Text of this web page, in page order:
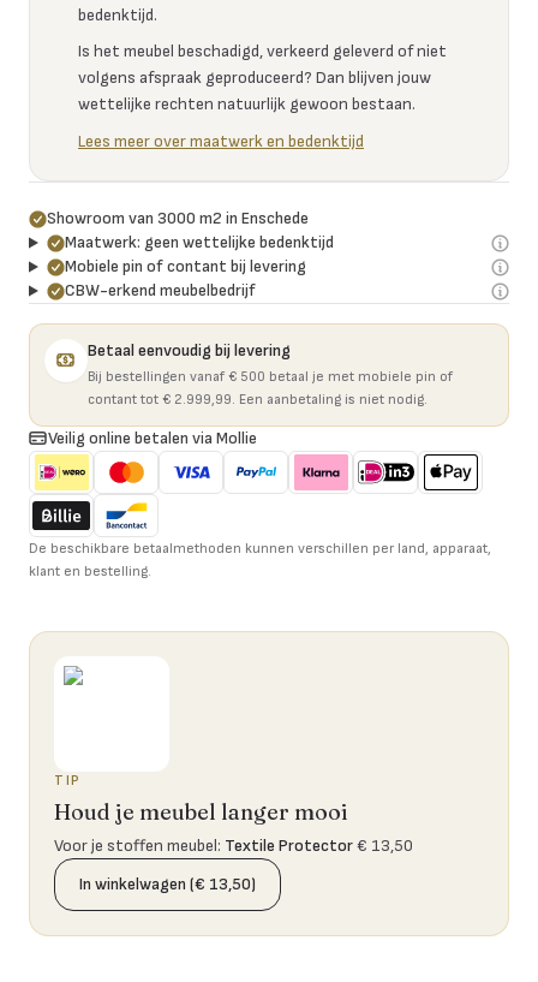
bedenktijd.
Is het meubel beschadigd, verkeerd geleverd of niet
volgens afspraak geproduceerd? Dan blijven jouw
wettelijke rechten natuurlijk gewoon bestaan.
Lees meer over maatwerk en bedenktijd
Showroom van 3000 m2 in Enschede
Maatwerk: geen wettelijke bedenktijd
Mobiele pin of contant bij levering
CBW-erkend meubelbedrijf
Betaal eenvoudig bij levering
Bij bestellingen vanaf € 500 betaal je met mobiele pin of
contant tot € 2.999,99. Een aanbetaling is niet nodig.
Veilig online betalen via Mollie
De beschikbare betaalmethoden kunnen verschillen per land, apparaat,
klant en bestelling.
TIP
Houd je meubel langer mooi
Voor je stoffen meubel: Textile Protector€ 13,50
In winkelwagen (€ 13,50)